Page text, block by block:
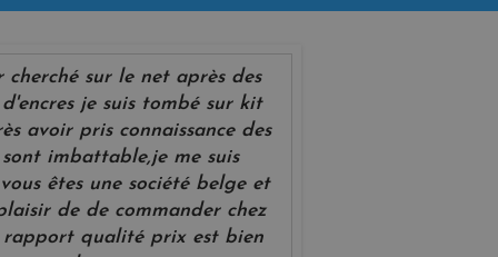
cherché sur le net après des
je suis tombé sur kit
avoir pris connaissance des
imbattable,je me suis
êtes une société belge et
de de commander chez
rapport qualité prix est bien